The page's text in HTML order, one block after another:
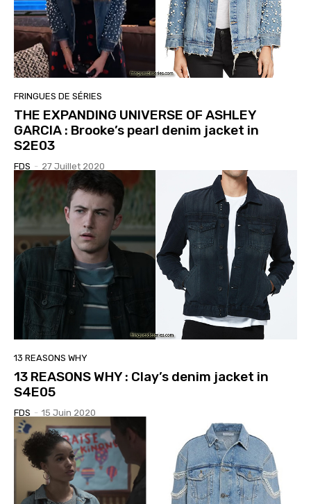
FRINGUES DE SÉRIES
THE EXPANDING UNIVERSE OF ASHLEY
GARCIA : Brooke’s pearl denim jacket in
S2E03
FDS - 27 Juillet 2020
13 REASONS WHY
13 REASONS WHY : Clay’s denim jacket in
S4E05
FDS - 15 Juin 2020